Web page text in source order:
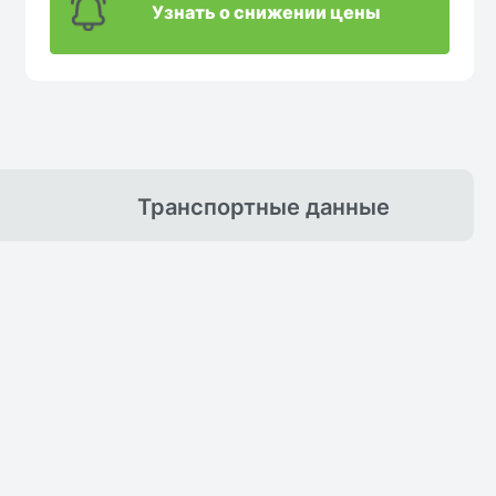
Узнать о снижении цены
Транспортные данные